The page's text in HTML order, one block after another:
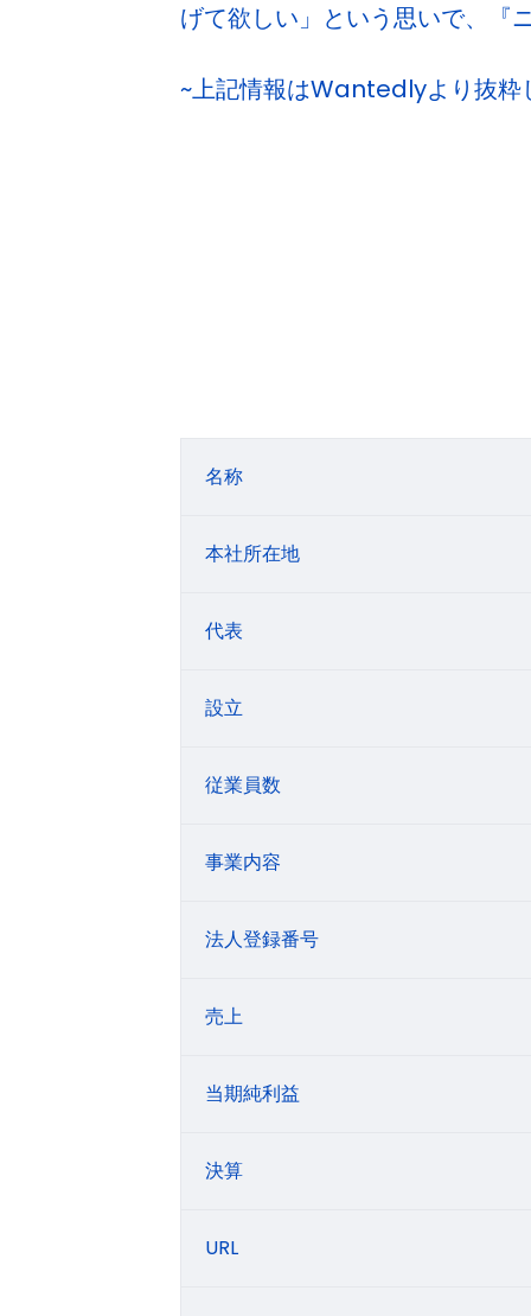
げて欲しい」という思いで、『
~上記情報はWantedlyより抜粋
名称
本社所在地
代表
設立
従業員数
事業内容
法人登録番号
売上
当期純利益
決算
URL